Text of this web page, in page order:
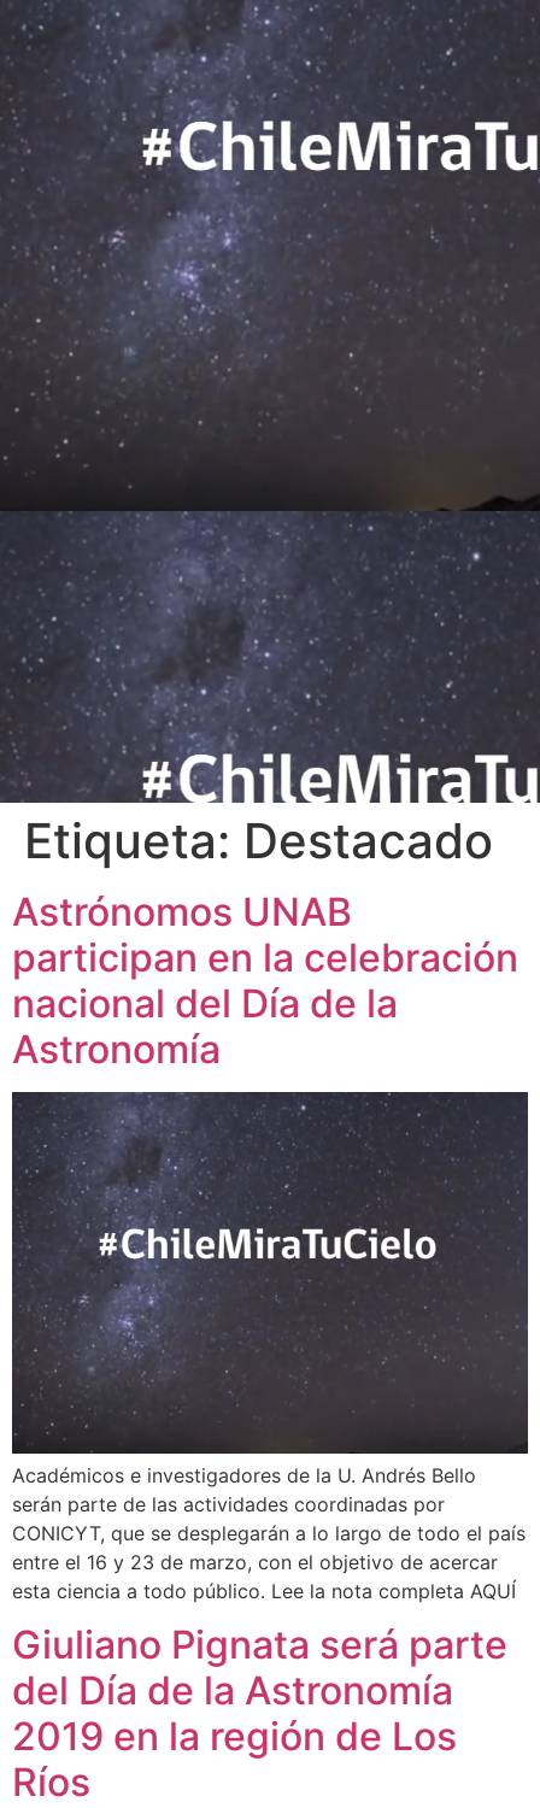
Etiqueta: Destacado
Astrónomos UNAB
participan en la celebración
nacional del Día de la
Astronomía
Académicos e investigadores de la U. Andrés Bello
serán parte de las actividades coordinadas por
CONICYT, que se desplegarán a lo largo de todo el país
entre el 16 y 23 de marzo, con el objetivo de acercar
esta ciencia a todo público. Lee la nota completa AQUÍ
Giuliano Pignata será parte
del Día de la Astronomía
2019 en la región de Los
Ríos